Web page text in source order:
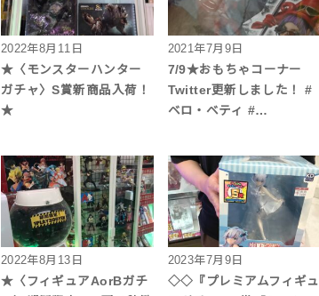
2022年8月11日
★〈モンスターハンター
ガチャ〉S賞新商品入荷！
★
2021年7月9日
7/9★おもちゃコーナー
Twitter更新しました！ #
ベロ・ベティ #…
2022年8月13日
★〈フィギュアAorBガチ
2023年7月9日
◇◇『プレミアムフィギュ